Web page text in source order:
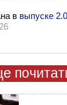
в выпуске